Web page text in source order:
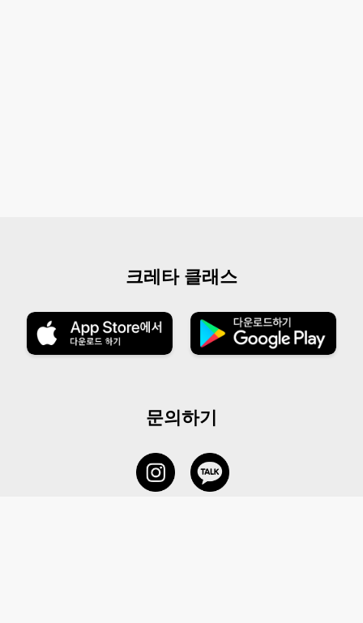
크레타 클래스
문의하기